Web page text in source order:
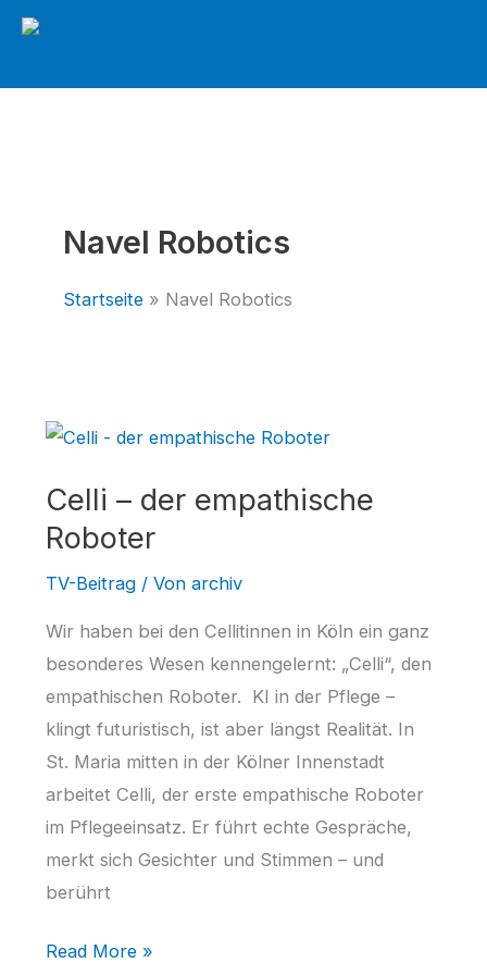
Zum
Navel Robotics
Startseite Navel Robotics
Celli – der empathische
Roboter
TV-Beitrag/ Von archiv
Wir haben bei den Cellitinnen in Köln ein ganz
besonderes Wesen kennengelernt: „Celli“, den
empathischen Roboter. KI in der Pflege –
klingt futuristisch, ist aber längst Realität. In
St. Maria mitten in der Kölner Innenstadt
arbeitet Celli, der erste empathische Roboter
im Pflegeeinsatz. Er führt echte Gespräche,
merkt sich Gesichter und Stimmen – und
berührt
Celli
Read More »